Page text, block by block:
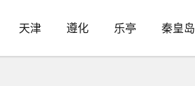
天津 遵化 乐亭 秦皇岛